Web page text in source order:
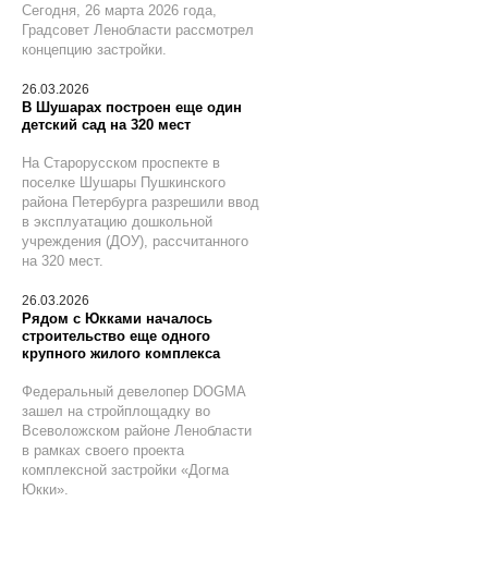
Сегодня, 26 марта 2026 года,
Градсовет Ленобласти рассмотрел
концепцию застройки.
26.03.2026
В Шушарах построен еще один
детский сад на 320 мест
На Старорусском проспекте в
поселке Шушары Пушкинского
района Петербурга разрешили ввод
в эксплуатацию дошкольной
учреждения (ДОУ), рассчитанного
на 320 мест.
26.03.2026
Рядом с Юкками началось
строительство еще одного
крупного жилого комплекса
Федеральный девелопер DOGMA
зашел на стройплощадку во
Всеволожском районе Ленобласти
в рамках своего проекта
комплексной застройки «Догма
Юкки».